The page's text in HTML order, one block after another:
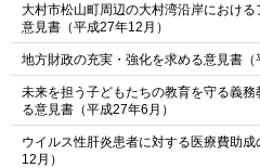
大村市松山町周辺の大村湾沿岸におけ
意見書（平成27年12月）
地方財政の充実・強化を求める意見書（
未来を担う子どもたちの教育を守る義
る意見書（平成27年6月）
ウイルス性肝炎患者に対する医療費助
12月）